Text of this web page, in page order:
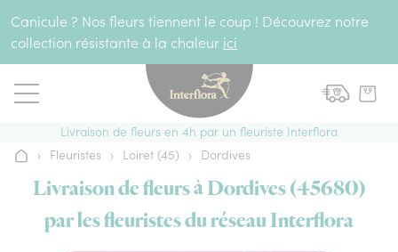
Canicule ? Nos fleurs tiennent le coup ! Découvrez notre
collection résistante à la chaleur ici
Livraison de fleurs en 4h par un fleuriste Interflora
Accueil
› Fleuristes › Loiret (45) › Dordives
Livraison de fleurs à Dordives (45680)
par les fleuristes du réseau Interflora